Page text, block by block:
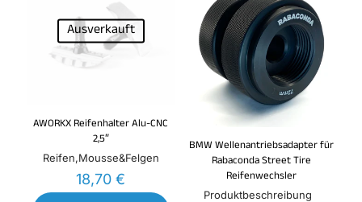
Ausverkauft
AWORKX Reifenhalter Alu-CNC
2,5″
Reifen,Mousse&Felgen
18,70€
BMW Wellenantriebsadapter für
Rabaconda Street Tire
Reifenwechsler
Produktbeschreibung